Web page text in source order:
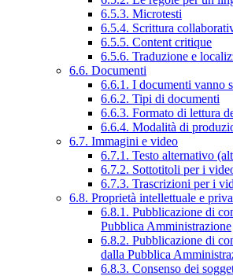
6.5.3. Microtesti
6.5.4. Scrittura
6.5.5. Content critique
6.5.6. Traduzione e
6.6. Documenti
6.6.1. I documenti vanno
6.6.2. Tipi di documenti
6.6.3. Formato di lettura
6.6.4. Modalità di
6.7. Immagini e video
6.7.1. Testo alternativo
6.7.2. Sottotitoli per i
6.7.3. Trascrizioni per i
6.8. Proprietà intellettuale e
6.8.1. Pubblicazione di
Pubblica Amministrazione
6.8.2. Pubblicazione di
dalla Pubblica
6.8.3. Consenso dei